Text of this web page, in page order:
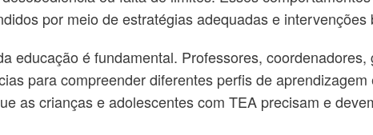
por meio de estratégias adequadas e
educação é fundamental. Professores,
para compreender diferentes perfis de
as crianças e adolescentes com TEA precisam e